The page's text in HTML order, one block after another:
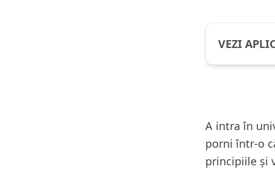
VEZI
A intra în
porni într-o
principiile și